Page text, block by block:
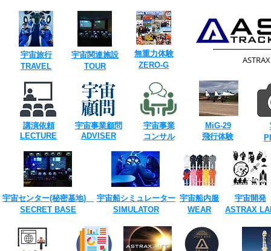
​宇宙旅行
​TRAVEL
​宇宙関連施設
TOUR​
​無重力体験
​ZERO-G
講演依頼
​LECTURE
宇宙事業顧問
ADVISER
宇宙事業
​コンサル
​MiG-29
飛行体験
宇宙開発
ASTRAX
宇宙センター(​秘密基地)
SECRET ​BASE
宇宙船シミュレーター
​SIMULATOR
宇宙船内服
​WEAR